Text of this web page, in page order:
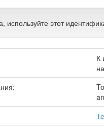
используйте этот
К